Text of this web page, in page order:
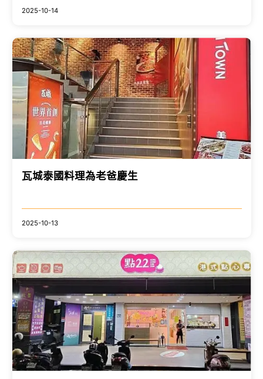
2025-10-14
瓦城泰國料理為老爸慶生
2025-10-13